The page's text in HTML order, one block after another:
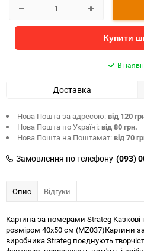
Купити
В
Доставка
Нова Пошта за адресою:від 120
Нова Пошта по Україні:від 80 грн.
Нова Пошта на Поштамат:від 70
Замовлення по телефону (093)
Опис Відгуки
Картина за номерами Strateg
розміром 40х50 см (MZ037)Картини
виробника Strateg поєднують